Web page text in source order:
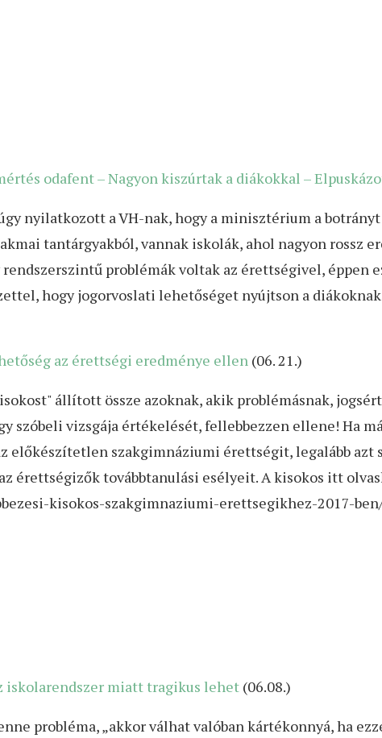
odafent – Nagyon kiszúrtak a diákokkal –
nyilatkozott a VH-nak, hogy a minisztérium a
tantárgyakból, vannak iskolák, ahol nagyon rossz
problémák voltak az érettségivel, éppen
hogy jogorvoslati lehetőséget nyújtson a
az érettségi eredménye ellen (06. 21.)
állított össze azoknak, akik problémásnak,
szóbeli vizsgája értékelését, fellebbezzen ellene! Ha
szakgimnáziumi érettségit, legalább azt
érettségizők továbbtanulási esélyeit. A kisokos itt
kisokos-szakgimnaziumi-erettsegikhez-2017-
iskolarendszer miatt tragikus lehet (06.08.)
probléma, „akkor válhat valóban kártékonnyá, ha